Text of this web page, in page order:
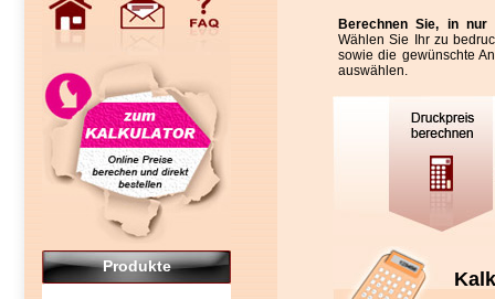
Produkte
Berechnen Sie, in nur
Wählen Sie Ihr zu
sowie die gewünschte
auswählen.